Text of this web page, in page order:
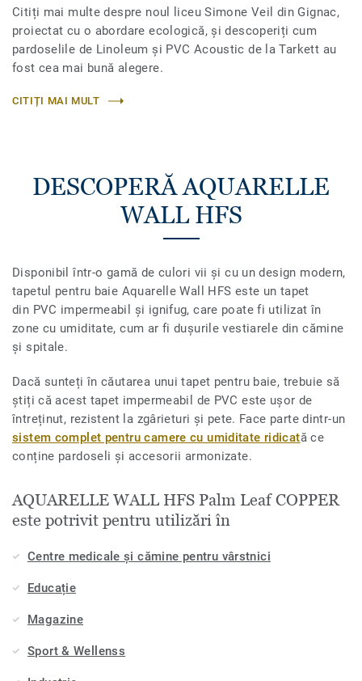
Citiți mai multe despre noul liceu Simone Veil din Gignac,
proiectat cu o abordare ecologică, și descoperiți cum
pardoselile de Linoleum și PVC Acoustic de la Tarkett au
fost cea mai bună alegere.
CITIȚI MAI MULT
DESCOPERĂ AQUARELLE
WALL HFS
Disponibil într-o gamă de culori vii și cu un design modern,
tapetul pentru baie Aquarelle Wall HFS este un tapet
din PVC impermeabil și ignifug, care poate fi utilizat în
zone cu umiditate, cum ar fi dușurile vestiarele din cămine
și spitale.
Dacă sunteți în căutarea unui tapet pentru baie, trebuie să
știți că acest tapet impermeabil de PVC este ușor de
întreținut, rezistent la zgârieturi și pete. Face parte dintr-un
sistem complet pentru camere cu umiditate ridicată ce
conține pardoseli și accesorii armonizate.
AQUARELLE WALL HFS Palm Leaf COPPER
este potrivit pentru utilizări în
Centre medicale și cămine pentru vârstnici
Educație
Magazine
Sport & Wellenss